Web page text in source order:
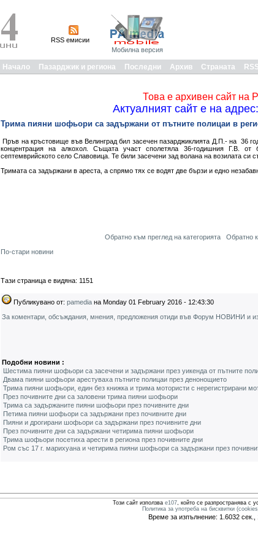
RSS емисии
Мобилна версия
Начало Пазарджик и региона Последни Архив Страната
Това е архивен сайт на
Актуалният сайт е на адрес:
Трима пияни шофьори са задържани от пътните полицаи в
Пръв на кръстовище във Велинград бил засечен пазарджиклията Д.П.- на 36
концентрация на алкохол. Същата участ сполетяла 36-годишния Г.В.
септемврийското село Славовица. Те били засечени зад волана на возилата си
Тримата са задържани в ареста, а спрямо тях се водят две бързи и едно
Обратно към преглед на категорията
Обратно
По-стари новини
Тази страница е видяна: 1151
Публикувано от: pamedia на Monday 01 February 2016 - 12:43:30
За коментари, обсъждания, мнения, предложения отиди във Форум НОВИНИ и
Подобни новини :
Шестима пияни шофьори са засечени и задържани през уикенда от пътните
Двама пияни шофьори арестуваха пътните полицаи през денонощието
Трима пияни шофьори, един без книжка и трима мотористи с нерегистрирани
През почивните дни са заловени трима пияни шофьори
Трима са задържаните пияни шофьори през почивните дни
Петима пияни шофьори са задържани през почивните дни
Пияни и дрогирани шофьори са задържани през почивните дни
През почивните дни са задържани четирима пияни шофьори
Трима шофьори посетиха арести в региона през почивните дни
Ром със 17 г. марихуана и четирима пияни шофьори са задържани през
Този сайт използва e107, който се разпространява с
Политика за употреба на бисквитки
Време за изпълнение: 1.6032 сек.,